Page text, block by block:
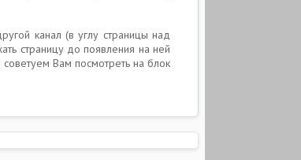
канал (в углу страницы над
страницу до появления на ней
Вам посмотреть на блок